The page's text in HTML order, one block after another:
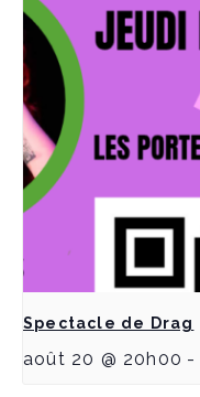
Spectacle de Drag
août 20 @ 20h00 -